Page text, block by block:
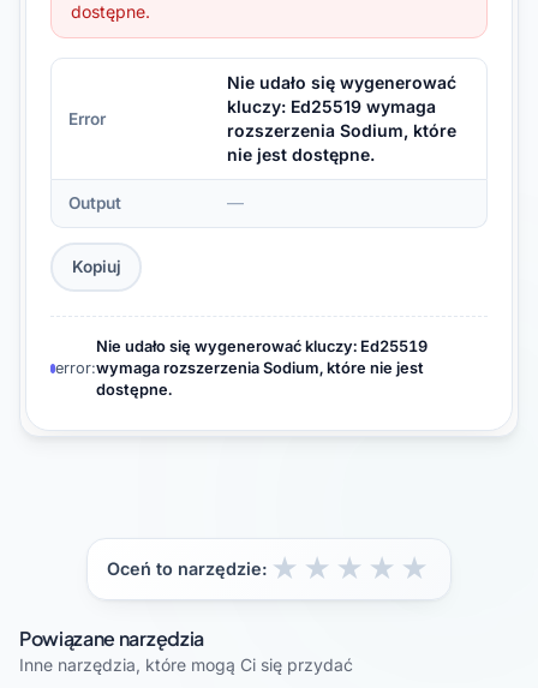
dostępne.
Error
Nie udało się wygenerować
kluczy: Ed25519 wymaga
rozszerzenia Sodium, które
nie jest dostępne.
Output —
Kopiuj
error:
Nie udało się wygenerować kluczy: Ed25519
wymaga rozszerzenia Sodium, które nie jest
dostępne.
Oceń to narzędzie: ★
★
★
★
★
Powiązane narzędzia
Inne narzędzia, które mogą Ci się przydać